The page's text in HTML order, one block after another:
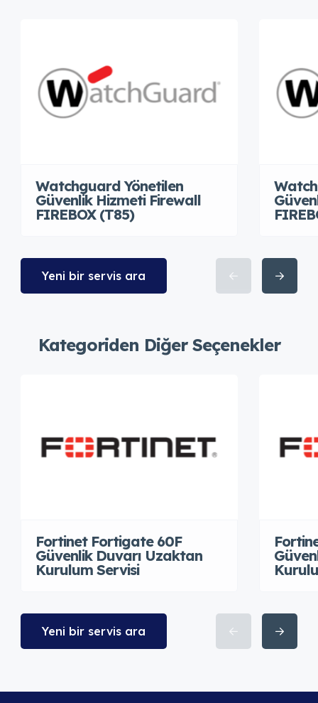
Watchguard Yönetilen
Güvenlik Hizmeti Firewall
FIREBOX (T85)
Yeni bir servis ara
Kategoriden Diğer Seçenekler
Fortinet Fortigate 60F
Güvenlik Duvarı Uzaktan
Kurulum Servisi
Yeni bir servis ara